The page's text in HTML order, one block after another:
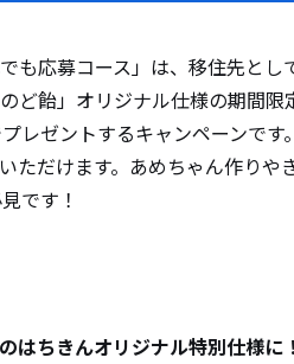
も応募コース」は、移住先と
ど飴」オリジナル仕様の期間
レゼントするキャンペーンで
ただけます。あめちゃん作りや
です！
はちきんオリジナル特別仕様に！